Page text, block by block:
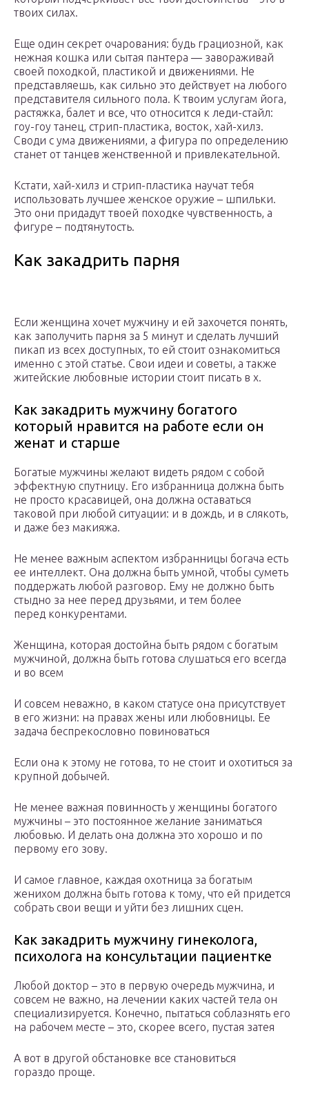
твоих силах.
Еще один секрет очарования: будь грациозной, как
нежная кошка или сытая пантера — завораживай
своей походкой, пластикой и движениями. Не
представляешь, как сильно это действует на любого
представителя сильного пола. К твоим услугам йога,
растяжка, балет и все, что относится к леди-стайл:
гоу-гоу танец, стрип-пластика, восток, хай-хилз.
Своди с ума движениями, а фигура по определению
станет от танцев женственной и привлекательной.
Кстати, хай-хилз и стрип-пластика научат тебя
использовать лучшее женское оружие – шпильки.
Это они придадут твоей походке чувственность, а
фигуре – подтянутость.
Как закадрить парня
Если женщина хочет мужчину и ей захочется понять,
как заполучить парня за 5 минут и сделать лучший
пикап из всех доступных, то ей стоит ознакомиться
именно с этой статье. Свои идеи и советы, а также
житейские любовные истории стоит писать в х.
Как закадрить мужчину богатого
который нравится на работе если он
женат и старше
Богатые мужчины желают видеть рядом с собой
эффектную спутницу. Его избранница должна быть
не просто красавицей, она должна оставаться
таковой при любой ситуации: и в дождь, и в слякоть,
и даже без макияжа.
Не менее важным аспектом избранницы богача есть
ее интеллект. Она должна быть умной, чтобы суметь
поддержать любой разговор. Ему не должно быть
стыдно за нее перед друзьями, и тем более
перед конкурентами.
Женщина, которая достойна быть рядом с богатым
мужчиной, должна быть готова слушаться его всегда
и во всем
И совсем неважно, в каком статусе она присутствует
в его жизни: на правах жены или любовницы. Ее
задача беспрекословно повиноваться
Если она к этому не готова, то не стоит и охотиться за
крупной добычей.
Не менее важная повинность у женщины богатого
мужчины – это постоянное желание заниматься
любовью. И делать она должна это хорошо и по
первому его зову.
И самое главное, каждая охотница за богатым
женихом должна быть готова к тому, что ей придется
собрать свои вещи и уйти без лишних сцен.
Как закадрить мужчину гинеколога,
психолога на консультации пациентке
Любой доктор – это в первую очередь мужчина, и
совсем не важно, на лечении каких частей тела он
специализируется. Конечно, пытаться соблазнять его
на рабочем месте – это, скорее всего, пустая затея
А вот в другой обстановке все становиться
гораздо проще.